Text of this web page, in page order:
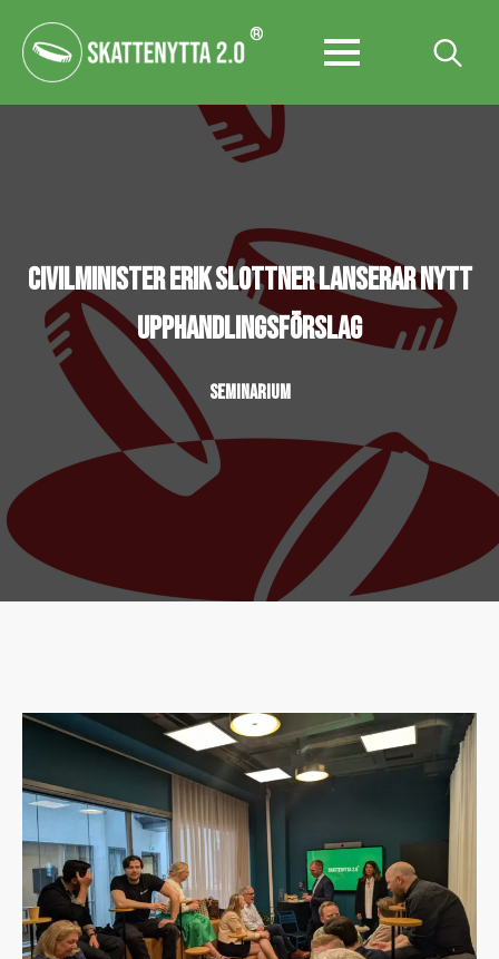
®
CIVILMINISTER ERIK SLOTTNER LANSERAR NYTT
UPPHANDLINGSFÖRSLAG
SEMINARIUM